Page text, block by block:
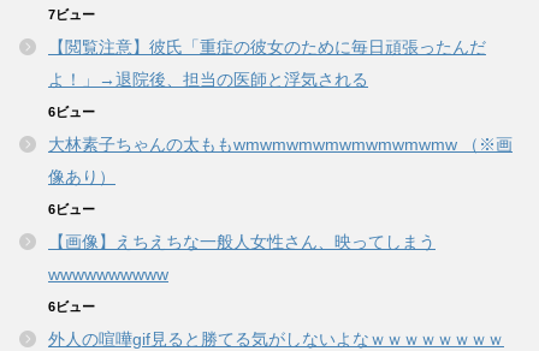
7ビュー
【閲覧注意】彼氏「重症の彼女のために毎日頑張ったんだ
よ！」→退院後、担当の医師と浮気される
6ビュー
大林素子ちゃんの太ももwmwmwmwmwmwmwmwmw （※画
像あり）
6ビュー
【画像】えちえちな一般人女性さん、映ってしまう
wwwwwwwwww
6ビュー
外人の喧嘩gif見ると勝てる気がしないよなｗｗｗｗｗｗｗｗ